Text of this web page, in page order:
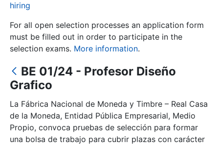
Show/Hide
Show/Hide
Show/Hide
hiring
For all open selection processes an application form
must be filled out in order to participate in the
selection exams. More information.
BE 01/24 - Profesor Diseño
Grafico
La Fábrica Nacional de Moneda y Timbre – Real Casa
de la Moneda, Entidad Pública Empresarial, Medio
Propio, convoca pruebas de selección para formar
una bolsa de trabajo para cubrir plazas con carácter